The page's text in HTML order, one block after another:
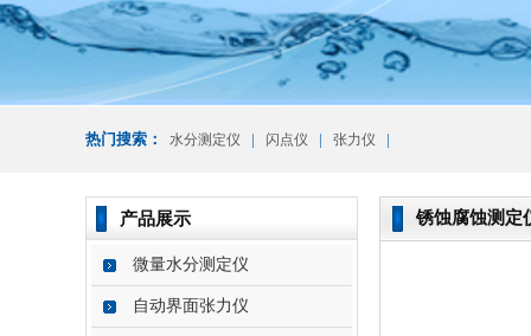
热门搜索： 水分测定仪 | 闪点仪 | 张力仪 |
产品展示
微量水分测定仪
自动界面张力仪
锈蚀腐蚀测定